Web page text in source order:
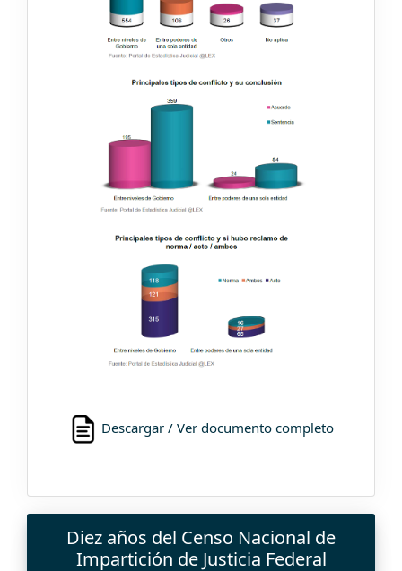
Descargar / Ver documento completo
Diez años del Censo Nacional de
Impartición de Justicia Federal